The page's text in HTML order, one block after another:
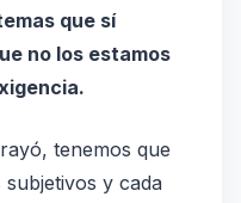
que sí
no los estamos
tenemos que
y cada